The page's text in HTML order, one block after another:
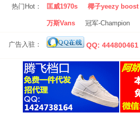
热门Hot： 匡威1970s 椰子yeezy boost
万斯Vans 冠军-Champion
广告入驻： QQ: 444800461